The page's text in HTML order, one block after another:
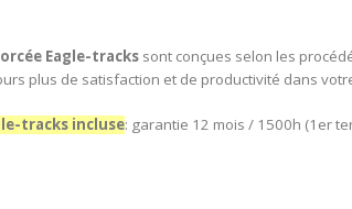
Eagle-tracks sont conçues selon les
plus de satisfaction et de productivité dans
tracks incluse: garantie 12 mois / 1500h (1er